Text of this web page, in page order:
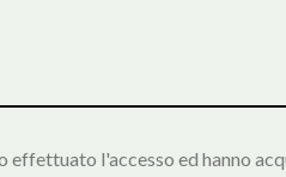
effettuato l'accesso ed hanno